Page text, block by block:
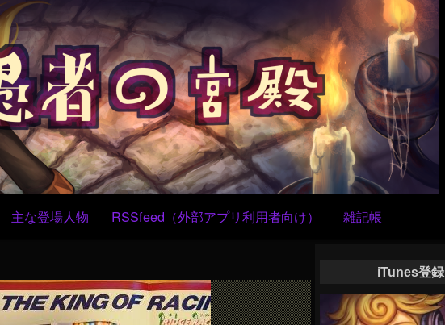
ン
テ
ン
ツ
へ
ス
キ
ッ
プ
主な登場人物 RSSfeed（外部アプリ利用者向け） 雑記帳
iTunes登録